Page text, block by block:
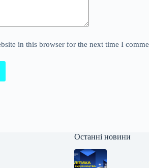
in this browser for the next time I
Останні новини